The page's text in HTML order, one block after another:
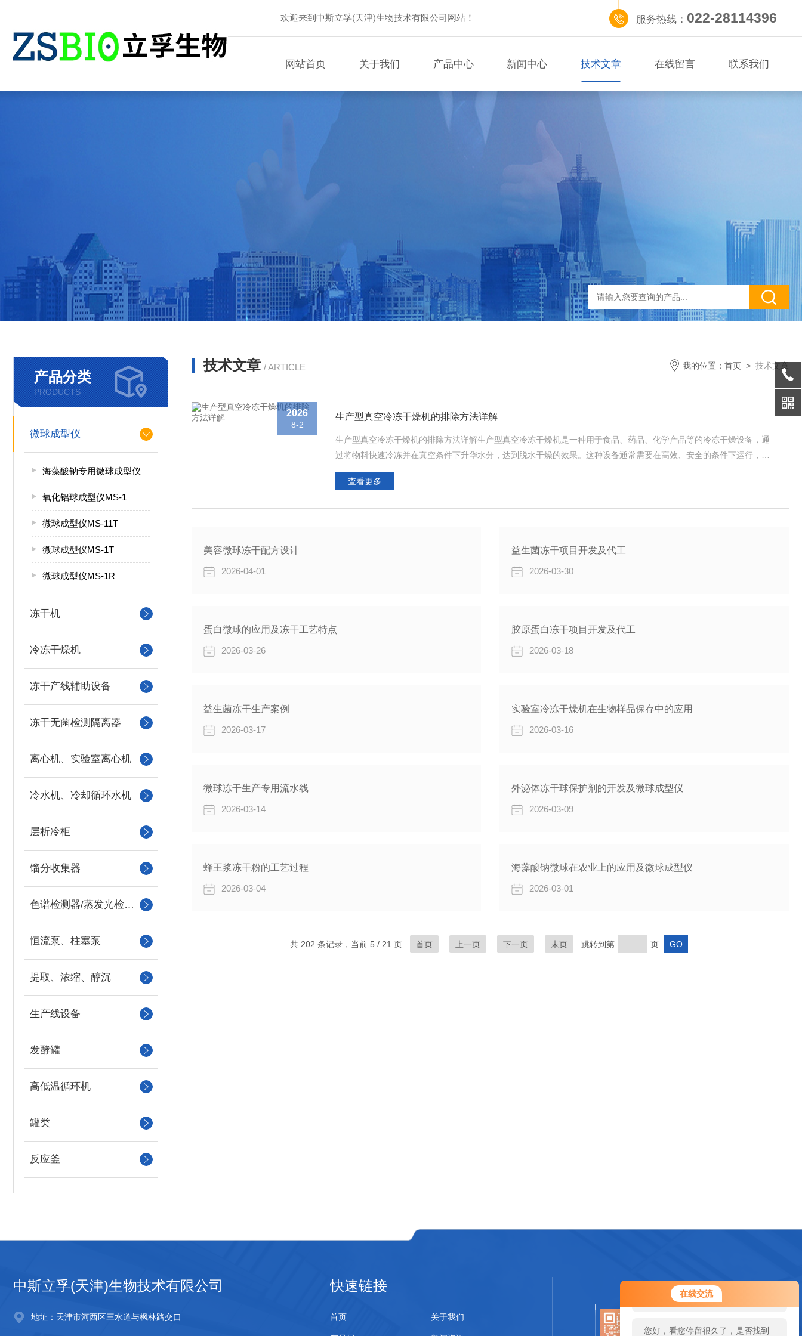
在线交流
您好！欢迎前来咨询，很高兴为您
服务，请问您要咨询什么问题呢？
您好，看您停留很久了，是否找到
欢迎来到中斯立孚(天津)生物技术有限公司网站！ 服务热线： 022-28114396
网站首页 关于我们 产品中心 新闻中心 技术文章 在线留言 联系我们
产品分类
PRODUCTS
微球成型仪
海藻酸钠专用微球成型仪
氧化铝球成型仪MS-1
微球成型仪MS-11T
微球成型仪MS-1T
微球成型仪MS-1R
冻干机
冷冻干燥机
冻干产线辅助设备
冻干无菌检测隔离器
离心机、实验室离心机
冷水机、冷却循环水机
层析冷柜
馏分收集器
色谱检测器/蒸发光检测器/紫外检测器
恒流泵、柱塞泵
提取、浓缩、醇沉
生产线设备
发酵罐
高低温循环机
罐类
反应釜
技术文章 / ARTICLE 我的位置： 首页 > 技术文章
2026
8-2
生产型真空冷冻干燥机的排除方法详解
生产型真空冷冻干燥机的排除方法详解生产型真空冷冻干燥机是一种用于食品、药品、化学产品等的冷冻干燥设备，通
过将物料快速冷冻并在真空条件下升华水分，达到脱水干燥的效果。这种设备通常需要在高效、安全的条件下运行，因
此定期的排除故障和维修非常重要。以下是生产型真空冷冻干燥机常见故障的排除方法详解：1.设备无法启动可能原
因：电源供应问题。电气元件（如电路、接触器、保险丝等）故障。控制系统出现异常。机器开关或...
查看更多
美容微球冻干配方设计
2026-04-01
益生菌冻干项目开发及代工
2026-03-30
蛋白微球的应用及冻干工艺特点
2026-03-26
胶原蛋白冻干项目开发及代工
2026-03-18
益生菌冻干生产案例
2026-03-17
实验室冷冻干燥机在生物样品保存中的应用
2026-03-16
微球冻干生产专用流水线
2026-03-14
外泌体冻干球保护剂的开发及微球成型仪
2026-03-09
蜂王浆冻干粉的工艺过程
2026-03-04
海藻酸钠微球在农业上的应用及微球成型仪
2026-03-01
共 202 条记录，当前 5 / 21 页 首页 上一页 下一页 末页 跳转到第 页
中斯立孚(天津)生物技术有限公司
地址：天津市河西区三水道与枫林路交口
快速链接
首页 关于我们